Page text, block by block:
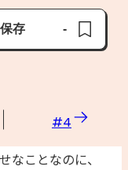
存
-
#4
なことなのに、